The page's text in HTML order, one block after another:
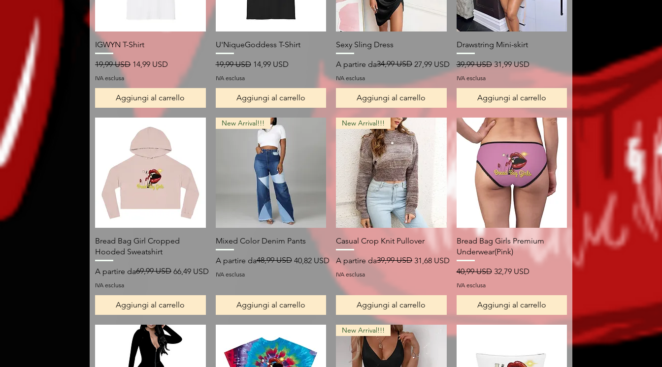
Vista rapida
IGWYN T-Shirt
Prezzo regolare
19,99 USD Prezzo scontato
14,99 USD
IVA esclusa
Aggiungi al carrello
Vista rapida
U'NiqueGoddess T-Shirt
Prezzo regolare
19,99 USD Prezzo scontato
14,99 USD
IVA esclusa
Aggiungi al carrello
Vista rapida
Sexy Sling Dress
A partire da
Prezzo regolare34,99 USD 27,99 USD
Prezzo scontato
IVA esclusa
Aggiungi al carrello
Vista rapida
Drawstring Mini-skirt
Prezzo regolare
39,99 USDPrezzo scontato
31,99 USD
IVA esclusa
Aggiungi al carrello
Vista rapida
Bread Bag Girl Cropped
Hooded Sweatshirt
A partire da
Prezzo regolare69,99 USD 66,49 USD
Prezzo scontato
IVA esclusa
Aggiungi al carrello
Vista rapida
New Arrival!!!
Mixed Color Denim Pants
A partire da
Prezzo regolare48,99 USD 40,82 USD
Prezzo scontato
IVA esclusa
Aggiungi al carrello
Vista rapida
New Arrival!!!
Casual Crop Knit Pullover
A partire da
Prezzo regolare39,99 USD 31,68 USD
Prezzo scontato
IVA esclusa
Aggiungi al carrello
Vista rapida
Bread Bag Girls Premium
Underwear(Pink)
Prezzo regolare
40,99 USD Prezzo scontato
32,79 USD
IVA esclusa
Aggiungi al carrello
New Arrival!!!